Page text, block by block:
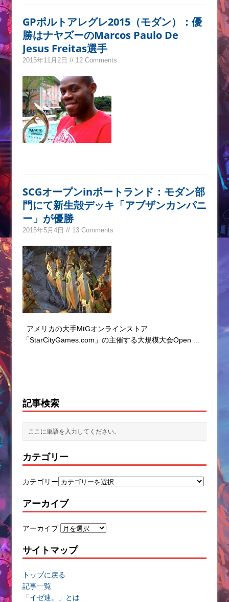
GPポルトアレグレ2015（モダン）：優
勝はナヤズーのMarcos Paulo De
Jesus Freitas選手
2015年11月2日 // 12 Comments
SCGオープンinポートランド：モダン部
門にて新生殻デッキ「アブザンカンパニ
ー」が優勝
2015年5月4日 // 13 Comments
アメリカの大手MtGオンラインストア
「StarCityGames.com」の主催する大規模大会Open
記事検索
カテゴリー
カテゴリー
アーカイブ
アーカイブ
サイトマップ
トップに戻る
記事一覧
「イゼ速。」とは